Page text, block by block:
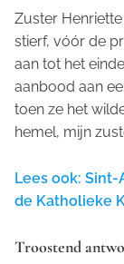
Zuster
stierf, vóór de
aan tot het
aanbood aan
toen ze het
hemel, mijn
Lees ook:
de Katholieke
Troostend